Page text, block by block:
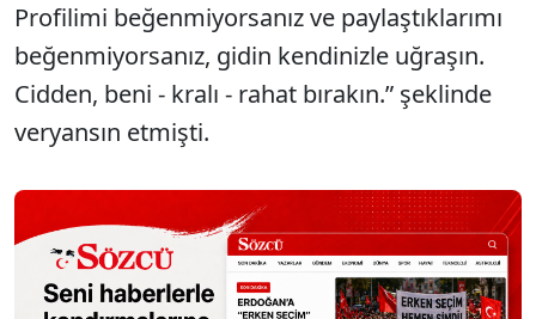
Profilimi beğenmiyorsanız ve paylaştıklarımı
beğenmiyorsanız, gidin kendinizle uğraşın.
Cidden, beni - kralı - rahat bırakın.” şeklinde
veryansın etmişti.